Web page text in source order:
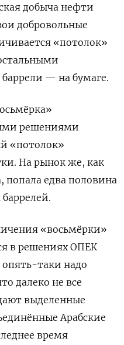
добыча нефти
добровольные
«потолок»
— на бумаге.
решениями
«потолок»
На рынок же, как
попала едва половина
«восьмёрки»
в решениях ОПЕК
таки надо
далеко не все
выделенные
Арабские
время